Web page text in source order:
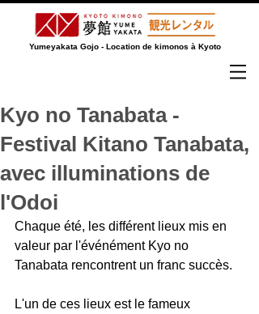
Yumeyakata Gojo - Location de kimonos à Kyoto
Kyo no Tanabata -
Festival Kitano Tanabata,
avec illuminations de
l'Odoi
Chaque été, les différent lieux mis en
valeur par l'événément Kyo no
Tanabata rencontrent un franc succès.
L'un de ces lieux est le fameux